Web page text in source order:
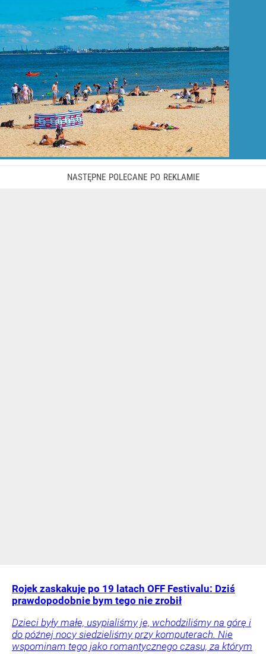
Rojek zaskakuje po 19 latach OFF Festivalu: Dziś
prawdopodobnie bym tego nie zrobił
Dzieci były małe, usypialiśmy je, wchodziliśmy na górę i
do późnej nocy siedzieliśmy przy komputerach. Nie
wspominam tego jako romantycznego czasu, za którym